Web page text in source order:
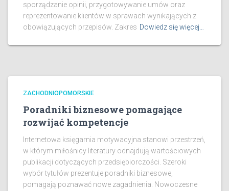
sporządzanie opinii, przygotowywanie umów oraz
reprezentowanie klientów w sprawach wynikających z
obowiązujących przepisów. Zakres Dowiedz się więcej…
ZACHODNIOPOMORSKIE
Poradniki biznesowe pomagające
rozwijać kompetencje
Internetowa księgarnia motywacyjna stanowi przestrzeń,
w którym miłośnicy literatury odnajdują wartościowych
publikacji dotyczących przedsiębiorczości. Szeroki
wybór tytułów prezentuje poradniki biznesowe,
pomagają poznawać nowe zagadnienia. Nowoczesne